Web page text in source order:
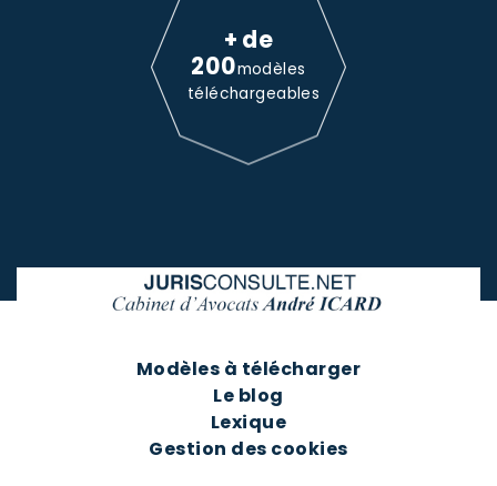
+ de
200modèles
téléchargeables
Modèles à télécharger
Le blog
Lexique
Gestion des cookies